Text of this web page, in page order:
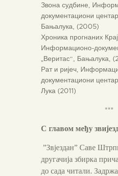
Звона судбине,
документациони
Бањалука, (2005)
Хроника прогнаних
Информационо-
„Веритас“, Бањалука,
Рат и ријеч,
документациони
Лука (2011)
***
С главом међу
”Звјездан” Саве
другачија збирка
до сада читали.